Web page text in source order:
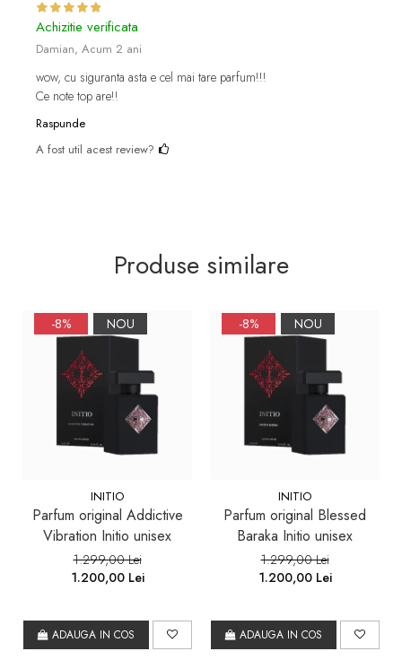
Achizitie verificata
Damian, Acum 2 ani
wow, cu siguranta asta e cel mai tare parfum!!!
Ce note top are!!
Raspunde
A fost util acest review?
Produse similare
-8% NOU
INITIO
Parfum original Addictive
Vibration Initio unisex
1.299,00 Lei
1.200,00 Lei
ADAUGA IN COS
-8% NOU
INITIO
Parfum original Blessed
Baraka Initio unisex
1.299,00 Lei
1.200,00 Lei
ADAUGA IN COS